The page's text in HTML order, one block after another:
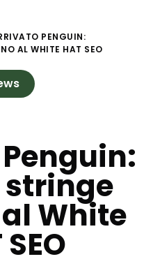
PENGUIN:
AL WHITE HAT SEO
White